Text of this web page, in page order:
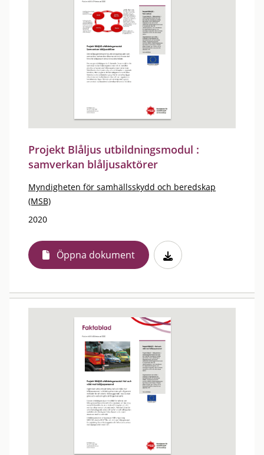
Projekt Blåljus utbildningsmodul :
samverkan blåljusaktörer
Myndigheten för samhällsskydd och beredskap
(MSB)
2020
Öppna dokument